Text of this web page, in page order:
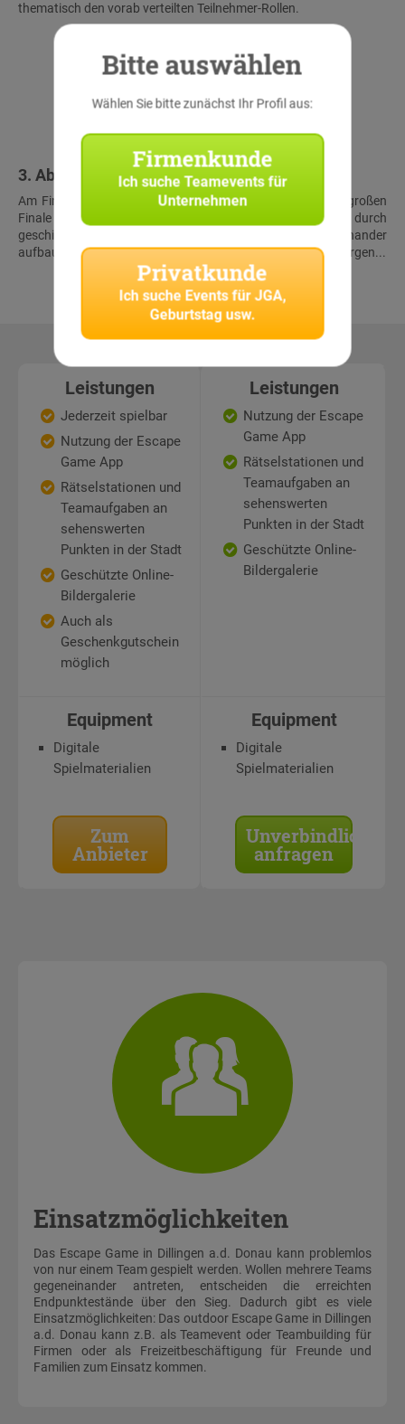
thematisch den vorab verteilten Teilnehmer-Rollen.
3. Abschluss & Schatzfund
Am Finalort treffen alle Teams wieder aufeinander. Beim großen
Finale müssen die Teilnehmer noch einmal alles geben, um durch
geschickte Kombination der Lösungen der aufeinander
aufbauenden Rätsel gemeinsam den virtuellen Schatz zu bergen...
Leistungen
Jederzeit spielbar
Nutzung der Escape
Game App
Rätselstationen und
Teamaufgaben an
sehenswerten
Punkten in der Stadt
Geschützte Online-
Bildergalerie
Auch als
Geschenkgutschein
möglich
Leistungen
Nutzung der Escape
Game App
Rätselstationen und
Teamaufgaben an
sehenswerten
Punkten in der Stadt
Geschützte Online-
Bildergalerie
Equipment
Digitale
Spielmaterialien
Equipment
Digitale
Spielmaterialien
Zum
Anbieter
Unverbindlich
anfragen
Einsatzmöglichkeiten
Das Escape Game in Dillingen a.d. Donau kann problemlos
von nur einem Team gespielt werden. Wollen mehrere Teams
gegeneinander antreten, entscheiden die erreichten
Endpunktestände über den Sieg. Dadurch gibt es viele
Einsatzmöglichkeiten: Das outdoor Escape Game in Dillingen
a.d. Donau kann z.B. als Teamevent oder Teambuilding für
Firmen oder als Freizeitbeschäftigung für Freunde und
Familien zum Einsatz kommen.
Bitte auswählen
Wählen Sie bitte zunächst Ihr Profil aus:
Firmenkunde
Ich sucheTeamevents für
Unternehmen
Privatkunde
Ich suche Events für JGA,
Geburtstag usw.